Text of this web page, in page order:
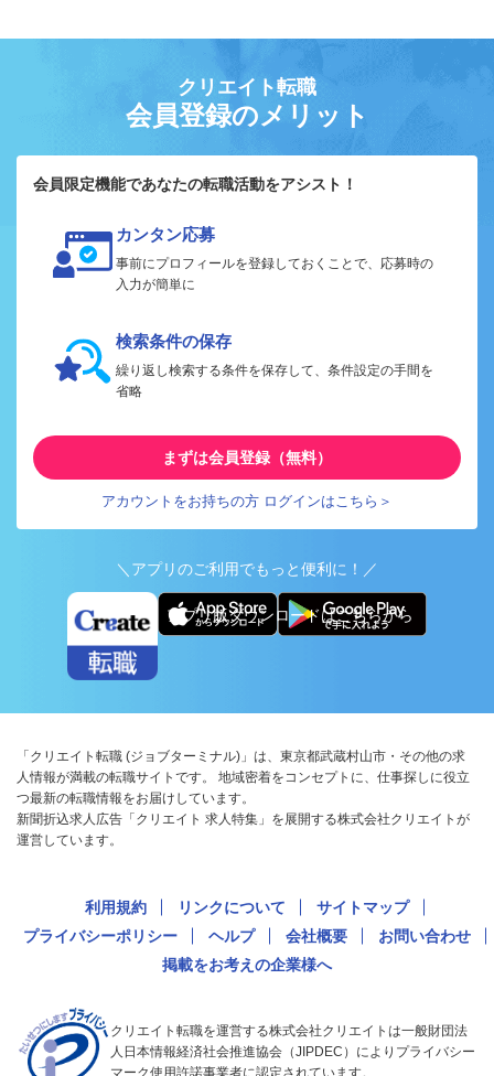
クリエイト転職
会員登録のメリット
会員限定機能であなたの転職活動をアシスト！
カンタン応募
事前にプロフィールを登録しておくことで、応募時の
入力が簡単に
検索条件の保存
繰り返し検索する条件を保存して、条件設定の手間を
省略
まずは会員登録（無料）
アカウントをお持ちの方 ログインはこちら＞
＼アプリのご利用でもっと便利に！／
アプリ版ダウンロードはこちらから
「クリエイト転職 (ジョブターミナル)」は、東京都武蔵村山市・その他の求
人情報が満載の転職サイトです。 地域密着をコンセプトに、仕事探しに役立
つ最新の転職情報をお届けしています。
新聞折込求人広告「クリエイト 求人特集」を展開する株式会社クリエイトが
運営しています。
利用規約 リンクについて
サイトマップ
プライバシーポリシー
ヘルプ 会社概要
お問い合わせ
掲載をお考えの企業様へ
クリエイト転職を運営する株式会社クリエイトは一般財団法
人日本情報経済社会推進協会（JIPDEC）によりプライバシー
マーク使用許諾事業者に認定されています。